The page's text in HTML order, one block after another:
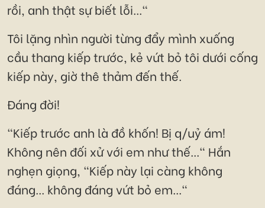
rồi, anh thật sự biết lỗi..."
Tôi lặng nhìn người từng đẩy mình xuống
cầu thang kiếp trước, kẻ vứt bỏ tôi dưới cống
kiếp này, giờ thê thảm đến thế.
Đáng đời!
"Kiếp trước anh là đồ khốn! Bị q/uỷ ám!
Không nên đối xử với em như thế..." Hắn
nghẹn giọng, "Kiếp này lại càng không
đáng... không đáng vứt bỏ em..."